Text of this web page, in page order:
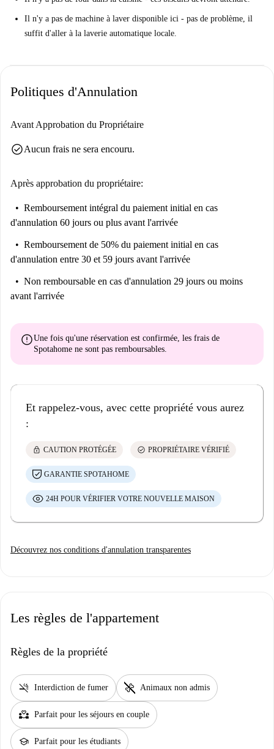
Mais vous devez savoir ceci ...
Cet appartement est situé au 4ème étage et il n'y a pas d'ascenseur.
Il s'agit d'un studio confortable situé au 4ème étage sur la Klein-
Zwitserlandplein, à Bruxelles. C'est lumineux et minimaliste, avec une
professionnel. Près du campus et du bar, avec le train à portée de main
Il n'y a pas de machine à laver disponible ici - pas de problème, il
suffit d'aller à la laverie automatique locale.
Politiques d'Annulation
Avant Approbation du Propriétaire
check_circleAucun frais ne sera encouru.
Après approbation du propriétaire:
Remboursement intégral du paiement initial en cas
d'annulation 60 jours ou plus avant l'arrivée
Remboursement de 50% du paiement initial en cas
d'annulation entre 30 et 59 jours avant l'arrivée
Non remboursable en cas d'annulation 29 jours ou moins
avant l'arrivée
errorUne fois qu'une réservation est confirmée, les frais de
Spotahome ne sont pas remboursables.
Et rappelez-vous, avec cette propriété vous aurez
:
lock CAUTION PROTÉGÉE check_circle PROPRIÉTAIRE VÉRIFIÉ
GARANTIE SPOTAHOME
24H POUR VÉRIFIER VOTRE NOUVELLE MAISON
Découvrez nos conditions d'annulation transparentes
Les règles de l'appartement
Règles de la propriété
smoke_free Interdiction de fumer pet_supplies Animaux non admis
partner_heart Parfait pour les séjours en couple
school Parfait pour les étudiants